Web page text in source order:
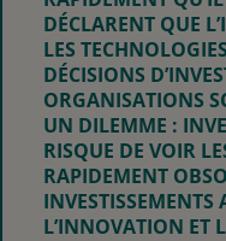
DÉCLARENT QUE
LES
DÉCISIONS
ORGANISATIONS
UN DILEMME :
RISQUE DE VOIR
RAPIDEMENT
INVESTISSEMENTS
L’INNOVATION ET